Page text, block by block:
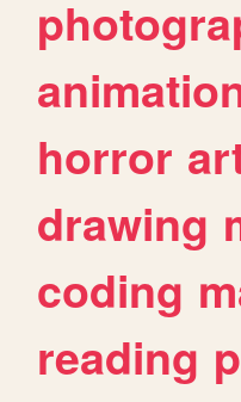
horror
drawing
coding
reading